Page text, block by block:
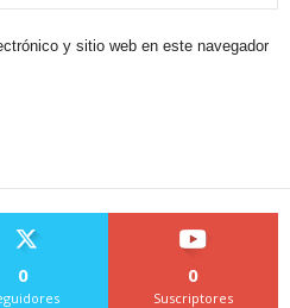
y sitio web en este navegador
0 0
Suscriptores